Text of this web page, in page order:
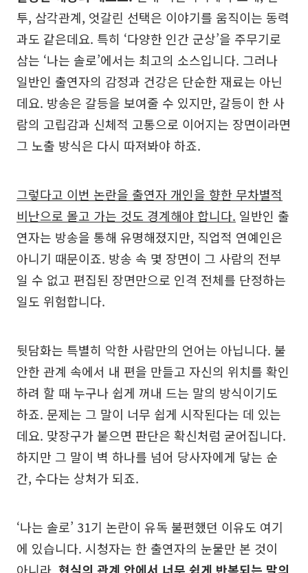
투, 삼각관계, 엇갈린 선택은 이야기를 움직이는 동력
과도 같은데요. 특히 ‘다양한 인간 군상’을 주무기로
삼는 ‘나는 솔로’에서는 최고의 소스입니다. 그러나
일반인 출연자의 감정과 건강은 단순한 재료는 아닌
데요. 방송은 갈등을 보여줄 수 있지만, 갈등이 한 사
람의 고립감과 신체적 고통으로 이어지는 장면이라면
그 노출 방식은 다시 따져봐야 하죠.
그렇다고 이번 논란을 출연자 개인을 향한 무차별적
비난으로 몰고 가는 것도 경계해야 합니다. 일반인 출
연자는 방송을 통해 유명해졌지만, 직업적 연예인은
아니기 때문이죠. 방송 속 몇 장면이 그 사람의 전부
일 수 없고 편집된 장면만으로 인격 전체를 단정하는
일도 위험합니다.
뒷담화는 특별히 악한 사람만의 언어는 아닙니다. 불
안한 관계 속에서 내 편을 만들고 자신의 위치를 확인
하려 할 때 누구나 쉽게 꺼내 드는 말의 방식이기도
하죠. 문제는 그 말이 너무 쉽게 시작된다는 데 있는
데요. 맞장구가 붙으면 판단은 확신처럼 굳어집니다.
하지만 그 말이 벽 하나를 넘어 당사자에게 닿는 순
간, 수다는 상처가 되죠.
‘나는 솔로’ 31기 논란이 유독 불편했던 이유도 여기
에 있습니다. 시청자는 한 출연자의 눈물만 본 것이